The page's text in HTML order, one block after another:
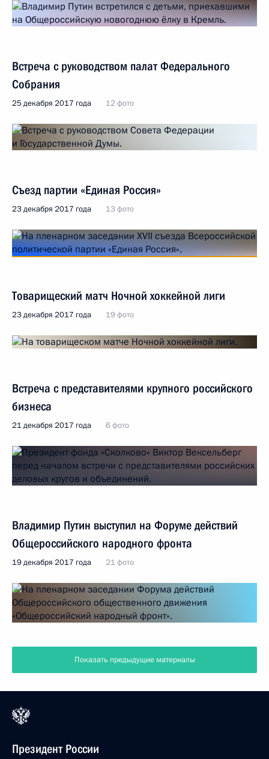
Встреча с руководством палат Федерального
Собрания
25 декабря 2017 года 12 фото
Съезд партии «Единая Россия»
23 декабря 2017 года 13 фото
Товарищеский матч Ночной хоккейной лиги
23 декабря 2017 года 19 фото
Встреча с представителями крупного российского
бизнеса
21 декабря 2017 года 6 фото
Владимир Путин выступил на Форуме действий
Общероссийского народного фронта
19 декабря 2017 года 21 фото
Показать предыдущие материалы
Президент России